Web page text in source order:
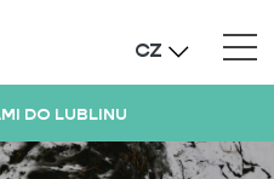
CZ
DO LUBLINU